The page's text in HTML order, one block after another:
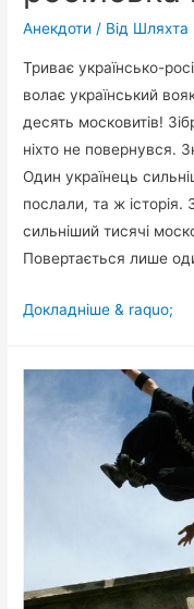
Анекдоти / Від Шляхта
Триває українсько-
волає український
десять московитів!
ніхто не повернувся.
Один українець
послали, та ж історія.
сильніший тисячі
Повертається лише
Триває
війна….
Докладніше & raquo;